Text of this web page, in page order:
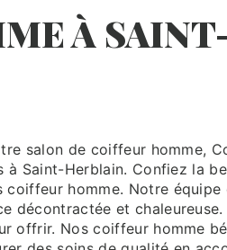
Saint-Herblain. Confiez la
homme. Notre équipe
décontractée et
offrir. Nos coiffeur homme